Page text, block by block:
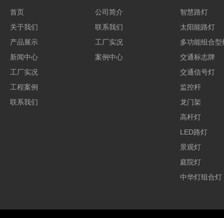
首页
关于我们
产品展示
新闻中心
工厂实况
工程案例
联系我们
公司简介
联系我们
工厂实况
案例中心
智慧路灯
太阳能路灯
多功能组合型
交通标志牌
交通信号灯
监控杆
龙门架
高杆灯
LED路灯
景观灯
庭院灯
中华灯组合灯